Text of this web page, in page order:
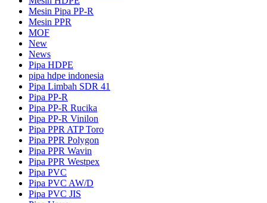
Mesin Pipa PP-R
Mesin PPR
MOF
New
News
Pipa HDPE
pipa hdpe indonesia
Pipa Limbah SDR 41
Pipa PP-R
Pipa PP-R Rucika
Pipa PP-R Vinilon
Pipa PPR ATP Toro
Pipa PPR Polygon
Pipa PPR Wavin
Pipa PPR Westpex
Pipa PVC
Pipa PVC AW/D
Pipa PVC JIS